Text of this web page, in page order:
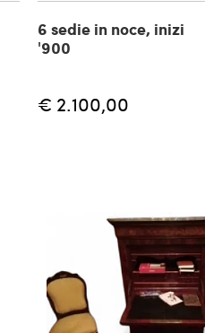
6 sedie in noce, inizi
'900
€ 2.100,00